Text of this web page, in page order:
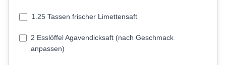
1.25 Tassen frischer Limettensaft
2 Esslöffel Agavendicksaft (nach Geschmack
anpassen)